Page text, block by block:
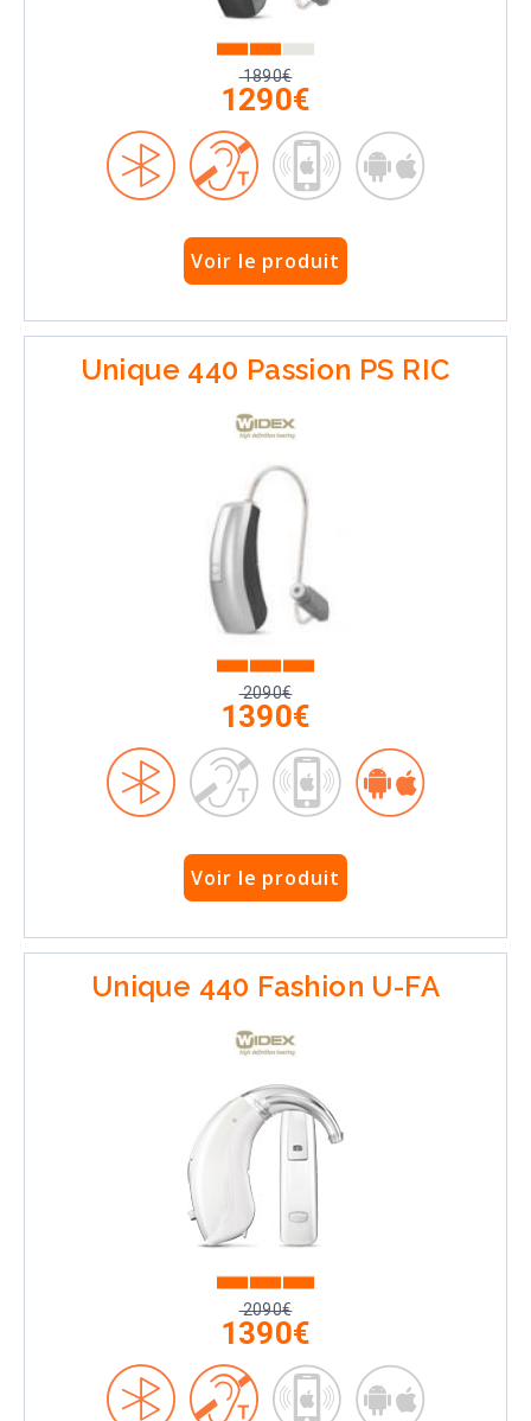
1890€
1290€
Voir le produit
Unique 440 Passion PS RIC
2090€
1390€
Voir le produit
Unique 440 Fashion U-FA
2090€
1390€